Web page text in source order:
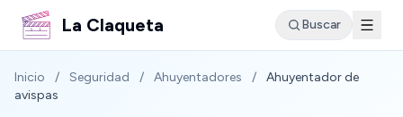
La Claqueta Buscar
Inicio / Seguridad / Ahuyentadores /
Ahuyentador de
avispas